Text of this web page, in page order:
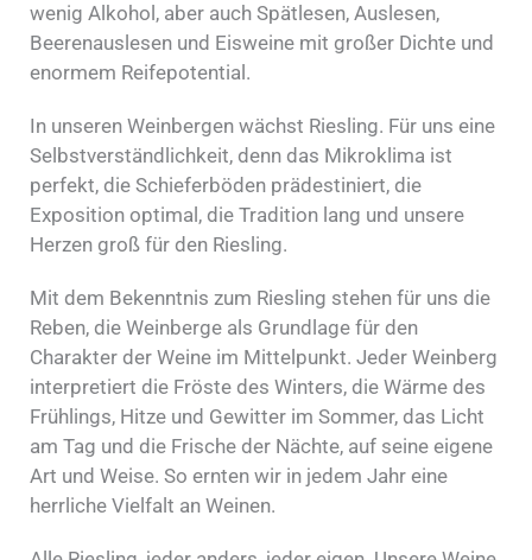
wenig Alkohol, aber auch Spätlesen, Auslesen,
Beerenauslesen und Eisweine mit großer Dichte und
enormem Reifepotential.
In unseren Weinbergen wächst Riesling. Für uns eine
Selbstverständlichkeit, denn das Mikroklima ist
perfekt, die Schieferböden prädestiniert, die
Exposition optimal, die Tradition lang und unsere
Herzen groß für den Riesling.
Mit dem Bekenntnis zum Riesling stehen für uns die
Reben, die Weinberge als Grundlage für den
Charakter der Weine im Mittelpunkt. Jeder Weinberg
interpretiert die Fröste des Winters, die Wärme des
Frühlings, Hitze und Gewitter im Sommer, das Licht
am Tag und die Frische der Nächte, auf seine eigene
Art und Weise. So ernten wir in jedem Jahr eine
herrliche Vielfalt an Weinen.